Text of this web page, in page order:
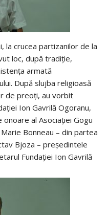
la crucea partizanilor de la
loc, după tradiție,
armată
După slujba religioasă
de preoți, au vorbit
Ion Gavrilă Ogoranu,
al Asociației Gogu
Bonneau – din partea
Bjoza – președintele
Fundației Ion Gavrilă